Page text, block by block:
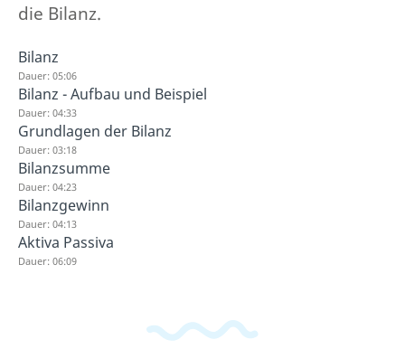
die Bilanz.
Bilanz
Dauer: 05:06
Bilanz - Aufbau und Beispiel
Dauer: 04:33
Grundlagen der Bilanz
Dauer: 03:18
Bilanzsumme
Dauer: 04:23
Bilanzgewinn
Dauer: 04:13
Aktiva Passiva
Dauer: 06:09